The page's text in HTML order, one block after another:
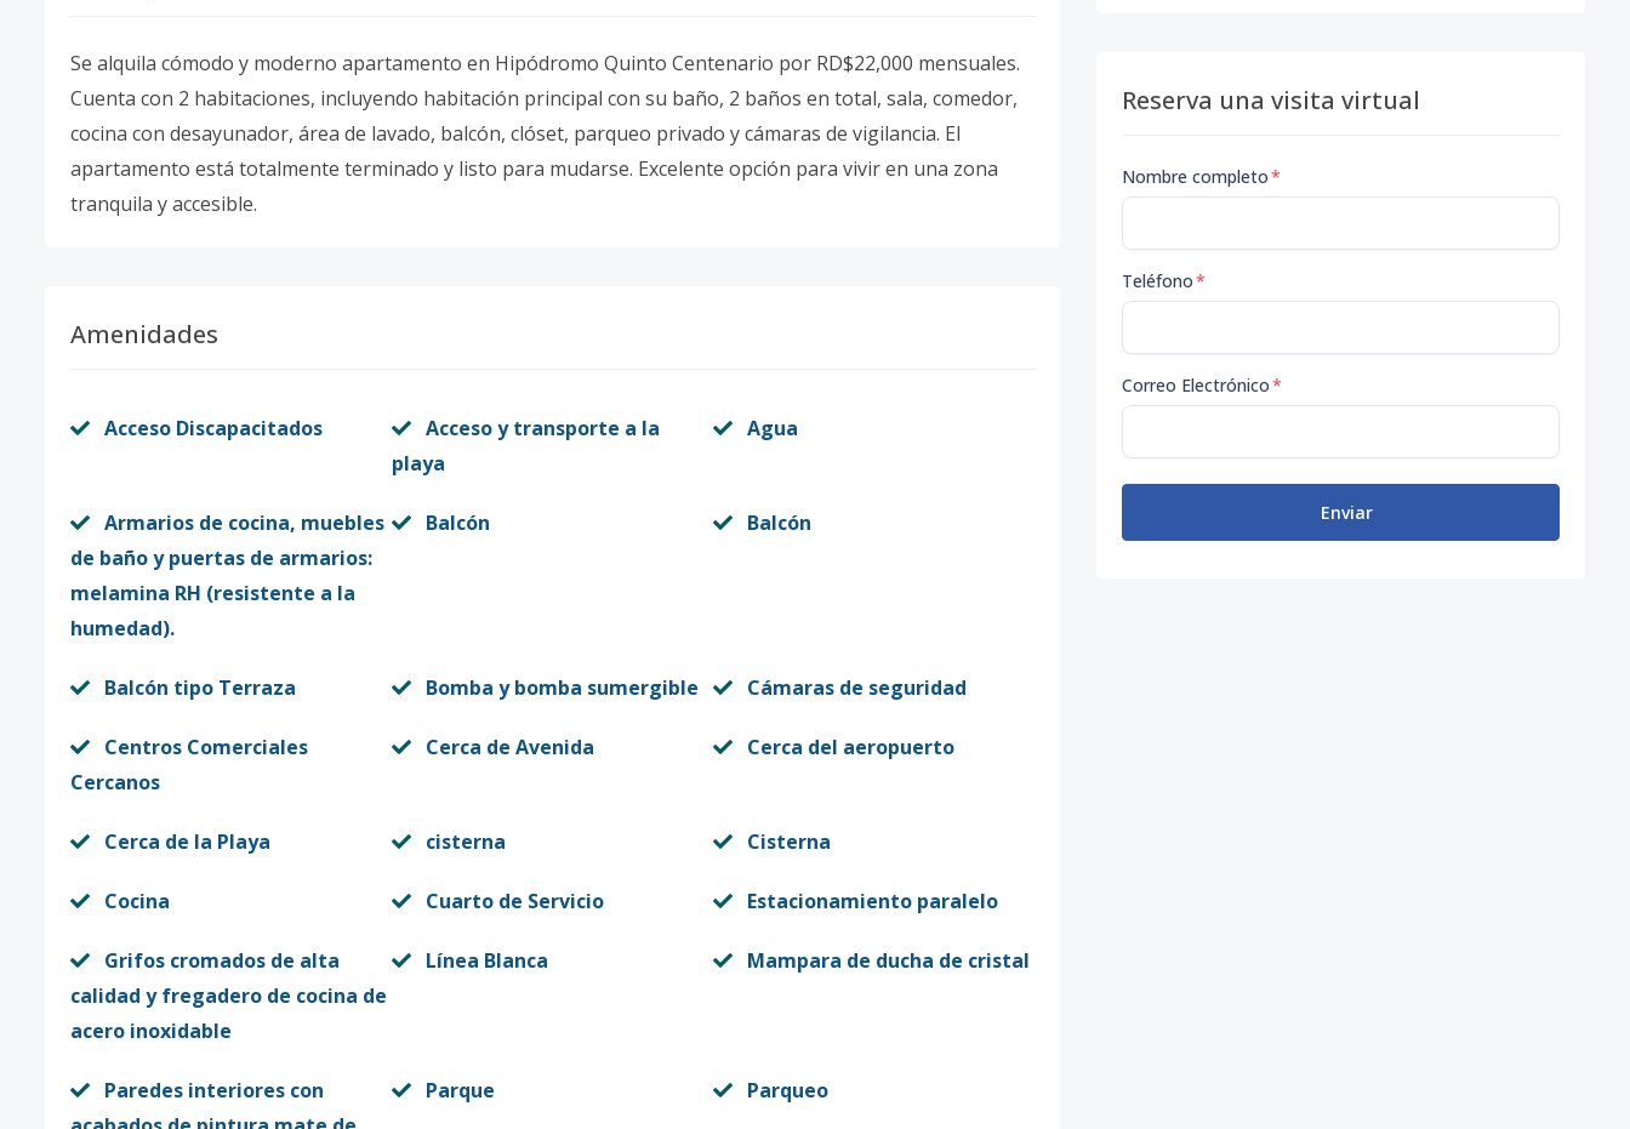
Se alquila cómodo y moderno apartamento en Hipódromo Quinto Centenario por RD$22,000 mensuales.
Cuenta con 2 habitaciones, incluyendo habitación principal con su baño, 2 baños en total, sala, comedor,
cocina con desayunador, área de lavado, balcón, clóset, parqueo privado y cámaras de vigilancia. El
apartamento está totalmente terminado y listo para mudarse. Excelente opción para vivir en una zona
tranquila y accesible.
Amenidades
Acceso Discapacitados
Acceso y transporte a la
playa
Agua
Armarios de cocina, muebles
de baño y puertas de armarios:
melamina RH (resistente a la
humedad).
Balcón Balcón
Balcón tipo Terraza Bomba y bomba sumergible Cámaras de seguridad
Centros Comerciales
Cercanos
Cerca de Avenida Cerca del aeropuerto
Cerca de la Playa cisterna Cisterna
Cocina Cuarto de Servicio Estacionamiento paralelo
Grifos cromados de alta
calidad y fregadero de cocina de
acero inoxidable
Línea Blanca Mampara de ducha de cristal
Paredes interiores con
Parque Parqueo
Reserva una visita virtual
Nombre completo*
Teléfono*
Correo Electrónico*
Enviar